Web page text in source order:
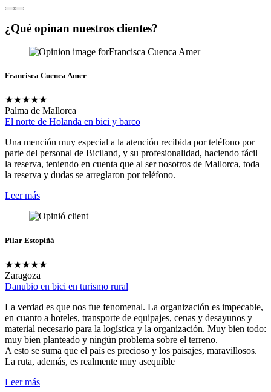
¿Qué opinan nuestros clientes?
Francisca Cuenca Amer
★★★★★
Palma de Mallorca
El norte de Holanda en bici y barco
Una mención muy especial a la atención recibida por teléfono por
parte del personal de Biciland, y su profesionalidad, haciendo fácil
la reserva, teniendo en cuenta que al ser nosotros de Mallorca, toda
la reserva y dudas se arreglaron por teléfono.
Leer más
Pilar Estopiñá
★★★★★
Zaragoza
Danubio en bici en turismo rural
La verdad es que nos fue fenomenal. La organización es impecable,
en cuanto a hoteles, transporte de equipajes, cenas y desayunos y
material necesario para la logística y la organización. Muy bien todo:
muy bien planteado y ningún problema sobre el terreno.
A esto se suma que el país es precioso y los paisajes, maravillosos.
La ruta, además, es realmente muy asequible
Leer más